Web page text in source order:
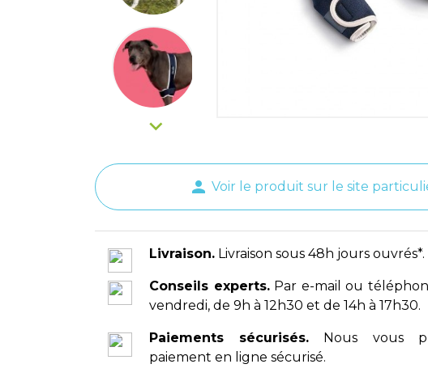

person Voir le produit sur le site
Livraison. Livraison sous 48h jours ouvrés*.
Conseils experts.Par e-mail ou
vendredi, de 9h à 12h30 et de 14h à 17h30.
Paiements sécurisés. Nous vous
paiement en ligne sécurisé.